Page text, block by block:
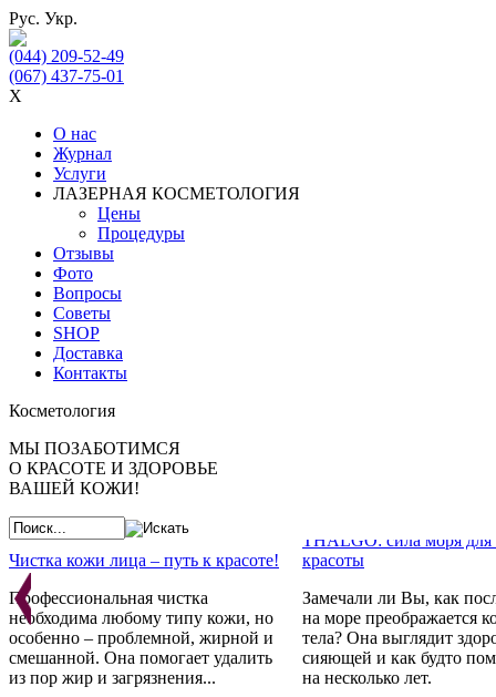
Рус. Укр.
(044) 209-52-49
(067) 437-75-01
X
О нас
Журнал
Услуги
ЛАЗЕРНАЯ КОСМЕТОЛОГИЯ
Цены
Процедуры
Отзывы
Фото
Вопросы
Советы
SHOP
Доставка
Контакты
Косметология
МЫ ПОЗАБОТИМСЯ
О КРАСОТЕ И ЗДОРОВЬЕ
ВАШЕЙ КОЖИ!
Чистка кожи лица – путь к красоте!
Профессиональная чистка
необходима любому типу кожи, но
особенно – проблемной, жирной и
смешанной. Она помогает удалить
из пор жир и загрязнения...
THALGO: сила моря
красоты
Замечали ли Вы, как
на море преображается
тела? Она выглядит
сияющей и как будто
на несколько лет.
Косметика GERNETIC -